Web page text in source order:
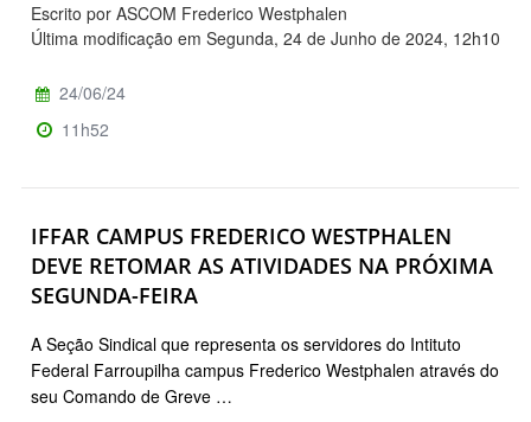
Escrito por ASCOM Frederico Westphalen
Última modificação em Segunda, 24 de Junho de 2024, 12h10
24/06/24
11h52
IFFAR CAMPUS FREDERICO WESTPHALEN
DEVE RETOMAR AS ATIVIDADES NA PRÓXIMA
SEGUNDA-FEIRA
A Seção Sindical que representa os servidores do Intituto
Federal Farroupilha campus Frederico Westphalen através do
seu Comando de Greve …